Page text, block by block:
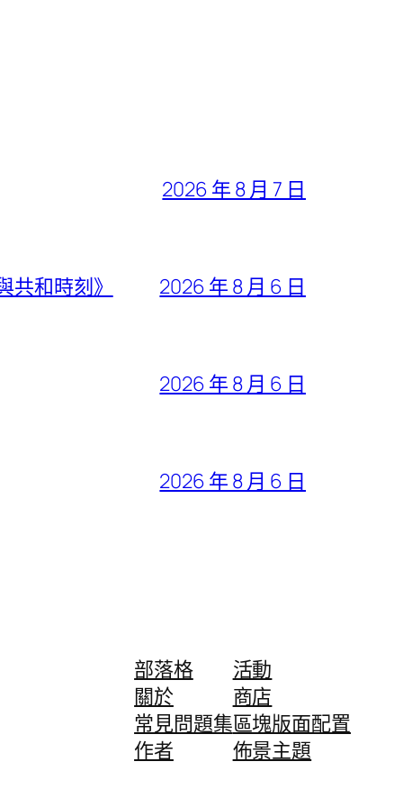
2026 年 8 月 7 日
和時刻》 2026 年 8 月 6 日
2026 年 8 月 6 日
2026 年 8 月 6 日
部落格
關於
常見問題集
作者
活動
商店
區塊版面配置
佈景主題